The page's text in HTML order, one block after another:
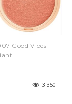
Good Vibes
3 350